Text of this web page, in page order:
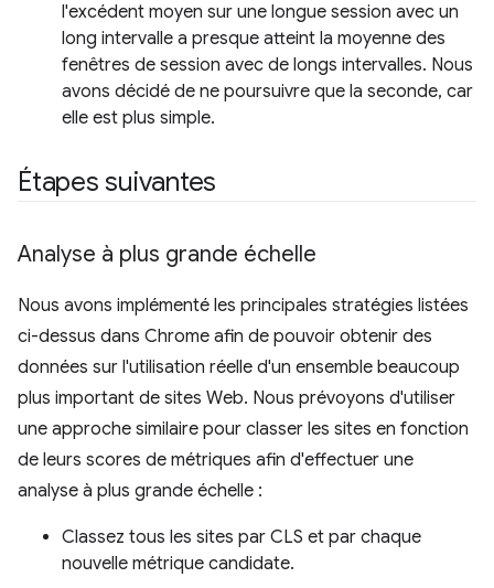
l'excédent moyen sur une longue session avec un
long intervalle a presque atteint la moyenne des
fenêtres de session avec de longs intervalles. Nous
avons décidé de ne poursuivre que la seconde, car
elle est plus simple.
Étapes suivantes
Analyse à plus grande échelle
Nous avons implémenté les principales stratégies listées
ci-dessus dans Chrome afin de pouvoir obtenir des
données sur l'utilisation réelle d'un ensemble beaucoup
plus important de sites Web. Nous prévoyons d'utiliser
une approche similaire pour classer les sites en fonction
de leurs scores de métriques afin d'effectuer une
analyse à plus grande échelle :
Classez tous les sites par CLS et par chaque
nouvelle métrique candidate.